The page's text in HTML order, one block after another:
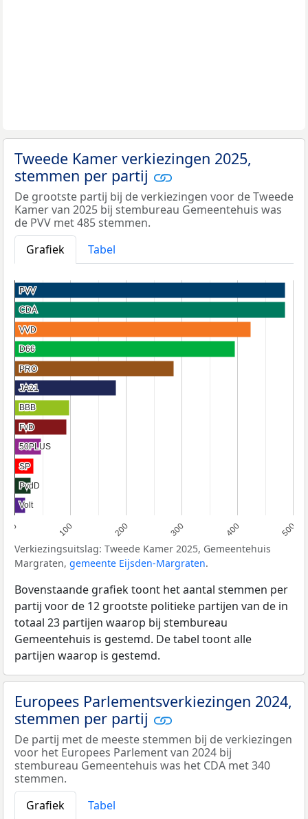
Tweede Kamer verkiezingen 2025,
stemmen per partij
De grootste partij bij de verkiezingen voor de Tweede
Kamer van 2025 bij stembureau Gemeentehuis was
de PVV met 485 stemmen.
Grafiek
Tabel
0 100 200 300 400 500
PVV
PVV
CDA
CDA
VVD
VVD
D66
D66
PRO
PRO
JA21
JA21
BBB
BBB
FvD
FvD
50PLUS
50PLUS
SP
SP
PvdD
PvdD
Volt
Volt
Verkiezingsuitslag: Tweede Kamer 2025, Gemeentehuis
Margraten, gemeente Eijsden-Margraten.
Bovenstaande grafiek toont het aantal stemmen per
partij voor de 12 grootste politieke partijen van de in
totaal 23 partijen waarop bij stembureau
Gemeentehuis is gestemd. De tabel toont alle
partijen waarop is gestemd.
Europees Parlementsverkiezingen 2024,
stemmen per partij
De partij met de meeste stemmen bij de verkiezingen
voor het Europees Parlement van 2024 bij
stembureau Gemeentehuis was het CDA met 340
stemmen.
Grafiek
Tabel